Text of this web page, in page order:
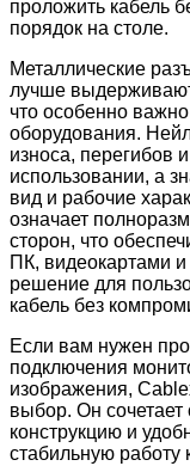
проложить кабель
порядок на столе.
Металлические
лучше
что особенно
оборудования.
износа, перегибов
использовании, а
вид и рабочие
означает
сторон, что
ПК, видеокартами
решение для
кабель без
Если вам нужен
подключения
изображения,
выбор. Он
конструкцию и
стабильную работу